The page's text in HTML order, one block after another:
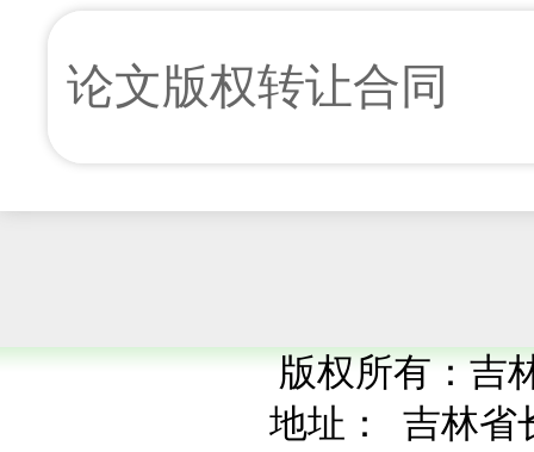
论文版权
版权所有：吉
地址： 吉林省